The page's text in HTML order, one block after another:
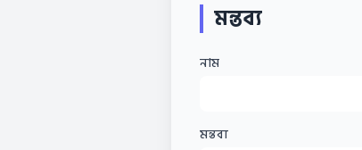
মন্তব্য
নাম
মন্তব্য